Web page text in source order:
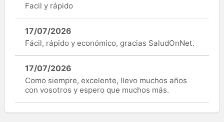
Facil y rápido
17/07/2026
Fácil, rápido y económico, gracias SaludOnNet.
17/07/2026
Como siempre, excelente, llevo muchos años
con vosotros y espero que muchos más.